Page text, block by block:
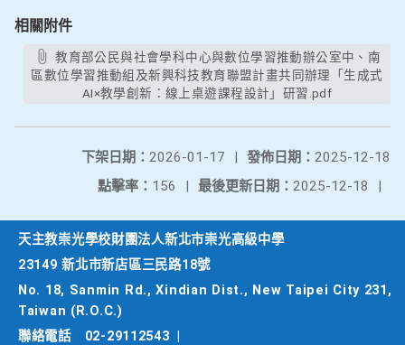
相關附件
教育部公民與社會學科中心與數位學習推動辦公室中、南
區數位學習推動組及新興科技教育聯盟計畫共同辦理「生成式
AI×教學創新：線上桌遊課程設計」研習.pdf
發佈日期： 2025-12-18
下架日期： 2026-01-17
|
最後更新日期： 2025-12-18 |
點擊率： 156 |
天主教崇光學校財團法人新北市崇光高級中學
23149 新北市新店區三民路18號
No. 18, Sanmin Rd., Xindian Dist., New Taipei City 231,
Taiwan (R.O.C.)
聯絡電話
02-29112543